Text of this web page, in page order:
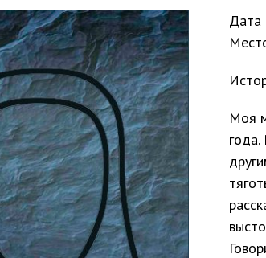
Дата
Моя